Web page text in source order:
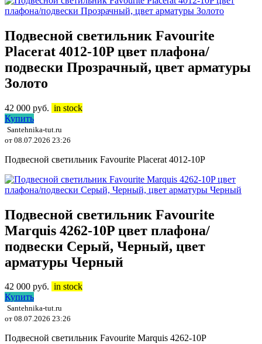
Подвесной светильник Favourite
Placerat 4012-10P цвет плафона/
подвески Прозрачный, цвет арматуры
Золото
42 000 руб. in stock
Купить
Santehnika-tut.ru
от 08.07.2026 23:26
Подвесной светильник Favourite Placerat 4012-10P
Подвесной светильник Favourite
Marquis 4262-10P цвет плафона/
подвески Серый, Черный, цвет
арматуры Черный
42 000 руб. in stock
Купить
Santehnika-tut.ru
от 08.07.2026 23:26
Подвесной светильник Favourite Marquis 4262-10P